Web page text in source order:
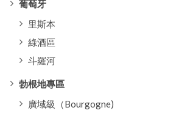
葡萄牙
里斯本
綠酒區
斗羅河
勃根地專區
廣域級（Bourgogne)